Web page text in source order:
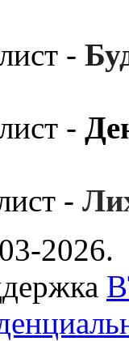
-
-
-
2026.